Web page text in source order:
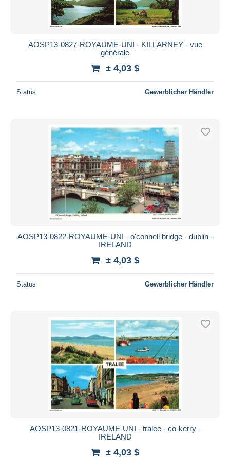
AOSP13-0827-ROYAUME-UNI - KILLARNEY - vue
générale
± 4,03 $
Status Gewerblicher Händler
AOSP13-0822-ROYAUME-UNI - o'connell bridge - dublin -
IRELAND
± 4,03 $
Status Gewerblicher Händler
AOSP13-0821-ROYAUME-UNI - tralee - co-kerry -
IRELAND
± 4,03 $